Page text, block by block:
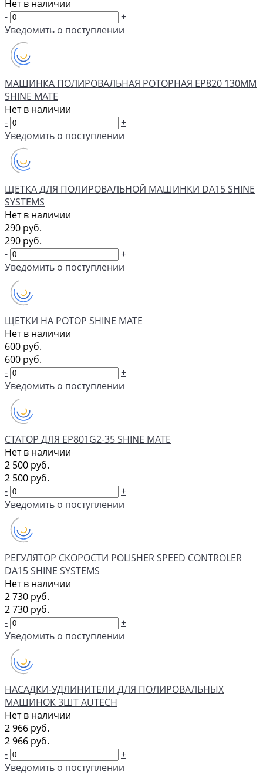
Нет в наличии
-
+
Уведомить о поступлении
МАШИНКА ПОЛИРОВАЛЬНАЯ РОТОРНАЯ EP820 130ММ
SHINE MATE
Нет в наличии
-
+
Уведомить о поступлении
ЩЕТКА ДЛЯ ПОЛИРОВАЛЬНОЙ МАШИНКИ DA15 SHINE
SYSTEMS
Нет в наличии
290 руб.
290 руб.
-
+
Уведомить о поступлении
ЩЕТКИ НА РОТОР SHINE MATE
Нет в наличии
600 руб.
600 руб.
-
+
Уведомить о поступлении
СТАТОР ДЛЯ EP801G2-35 SHINE MATE
Нет в наличии
2 500 руб.
2 500 руб.
-
+
Уведомить о поступлении
РЕГУЛЯТОР СКОРОСТИ POLISHER SPEED CONTROLER
DA15 SHINE SYSTEMS
Нет в наличии
2 730 руб.
2 730 руб.
-
+
Уведомить о поступлении
НАСАДКИ-УДЛИНИТЕЛИ ДЛЯ ПОЛИРОВАЛЬНЫХ
МАШИНОК 3ШТ AUTECH
Нет в наличии
2 966 руб.
2 966 руб.
-
+
Уведомить о поступлении